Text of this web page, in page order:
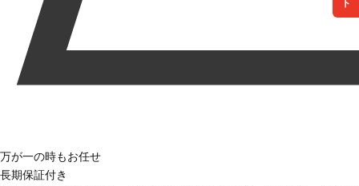
万が一の時もお任せ
長期保証付き